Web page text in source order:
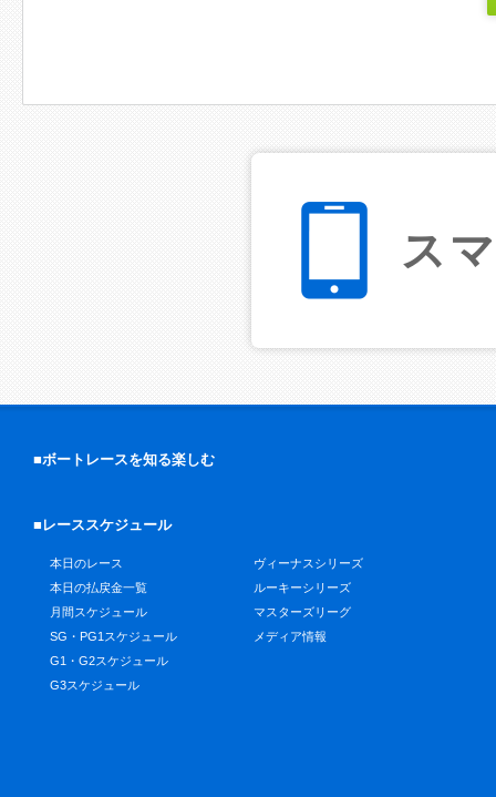
ス
■ボートレースを知る楽しむ
■レーススケジュール
本日のレース
本日の払戻金一覧
月間スケジュール
SG・PG1スケジュール
G1・G2スケジュール
G3スケジュール
ヴィーナスシリーズ
ルーキーシリーズ
マスターズリーグ
メディア情報